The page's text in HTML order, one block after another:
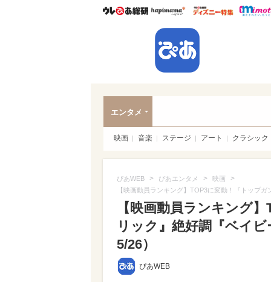
ウレぴあ総研ハピママ*
ウレぴ
エンタメ
映画 音楽 ステージ アート クラシック
ぴあWEB > ぴあエンタメ > 映画 >
【映画動員ランキング】TOP3に変動！『トップ
【映画動員ランキング
リック』絶好調『ベイ
5/26）
ぴあWEB